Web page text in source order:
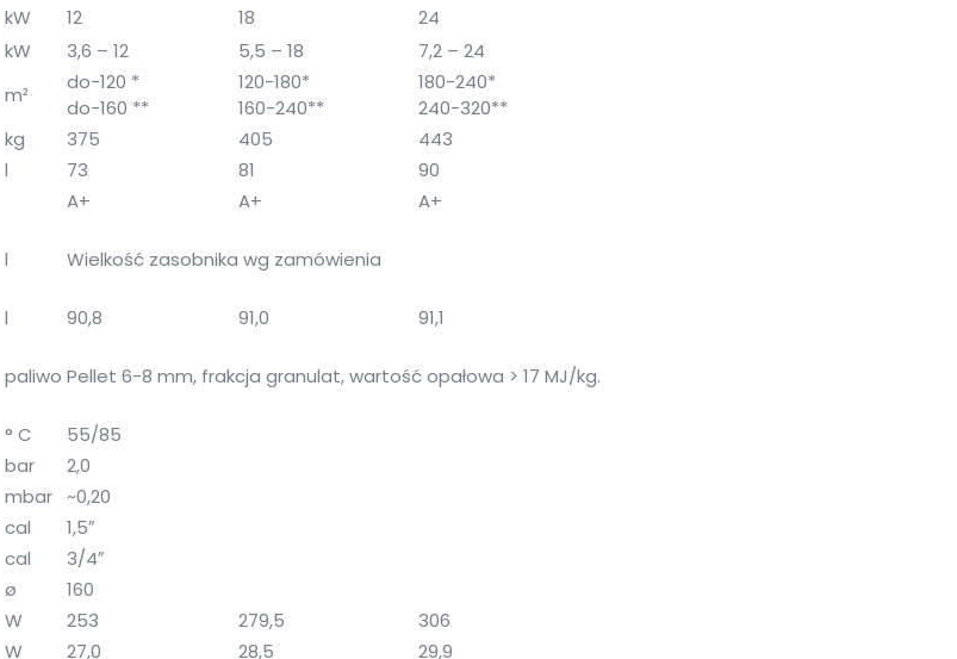
kW 12 18
24
kW 3,6 – 12 5,5 – 18
7,2 – 24
m²
do-120 *
do-160 **
120-180*
160-240**
180-240*
240-320**
kg 375 405
443
l 73 81
90
A+ A+ A+
l Wielkość zasobnika wg zamówienia
l 90,8 91,0
91,1
paliwo Pellet 6-8 mm, frakcja granulat, wartość opałowa > 17 MJ/kg.
° C
55/85
bar
2,0
mbar ~0,20
cal
1,5″
cal
3/4″
ø
160
W 253 279,5
306
W 27,0 28,5 29,9